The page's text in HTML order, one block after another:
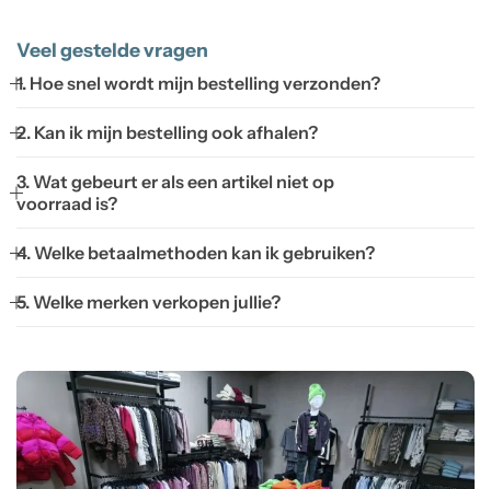
Veel gestelde vragen
1. Hoe snel wordt mijn bestelling verzonden?
2. Kan ik mijn bestelling ook afhalen?
3. Wat gebeurt er als een artikel niet op
voorraad is?
4. Welke betaalmethoden kan ik gebruiken?
5. Welke merken verkopen jullie?